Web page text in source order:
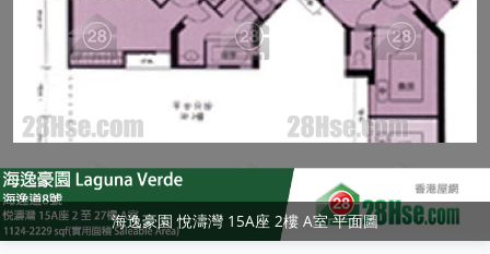
海逸豪園 悅濤灣 15A座 2樓 A室 平面圖